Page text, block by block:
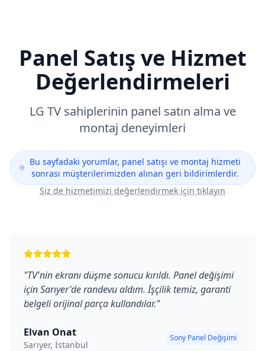
Panel Satış ve Hizmet
Değerlendirmeleri
LG TV sahiplerinin panel satın alma ve
montaj deneyimleri
Bu sayfadaki yorumlar, panel satışı ve montaj hizmeti
sonrası müşterilerimizden alınan geri bildirimlerdir.
Siz de hizmetimizi değerlendirmek için tıklayın
"TV'nin ekranı düşme sonucu kırıldı. Panel değişimi
için Sarıyer'de randevu aldım. İşçilik temiz, garanti
belgeli orijinal parça kullandılar."
Elvan Onat
Sarıyer, İstanbul
Sony Panel Değişimi